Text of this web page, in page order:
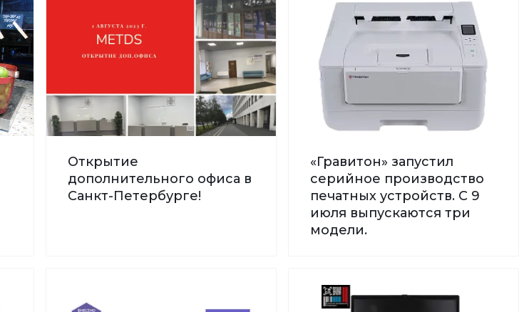
Открытие
дополнительного офиса в
Санкт-Петербурге!
«Гравитон» запустил
серийное производство
печатных устройств. С 9
июля выпускаются три
модели.